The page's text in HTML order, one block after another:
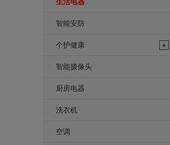
智能安防
个护健康 +
健康监测
个人护理
智能摄像头
厨房电器
洗衣机
空调